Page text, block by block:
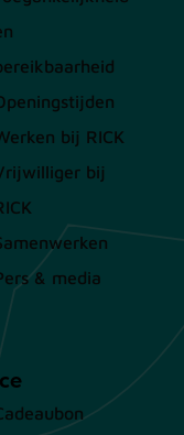
bij RICK
bij
& media